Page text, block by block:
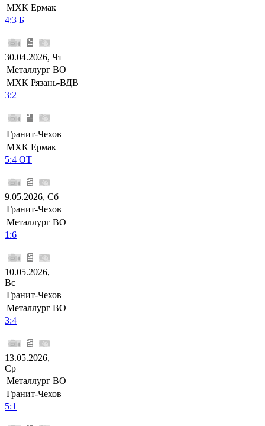
МХК Ермак
4:3 Б
30.04.2026, Чт
Металлург ВО
МХК Рязань-ВДВ
3:2
Гранит-Чехов
МХК Ермак
5:4 ОТ
9.05.2026, Сб
Гранит-Чехов
Металлург ВО
1:6
10.05.2026,
Вс
Гранит-Чехов
Металлург ВО
3:4
13.05.2026,
Ср
Металлург ВО
Гранит-Чехов
5:1